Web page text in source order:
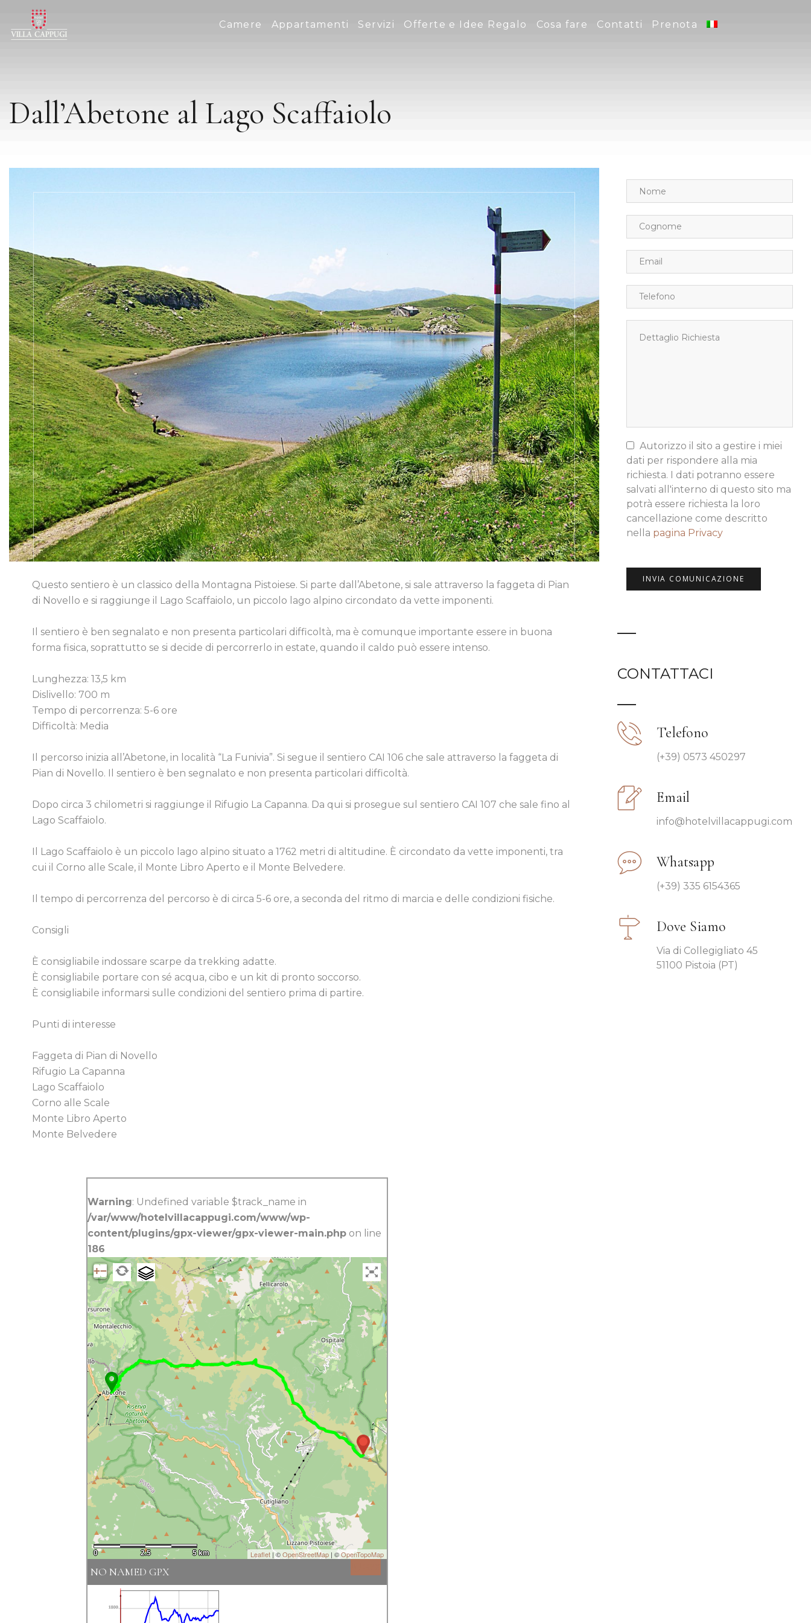
Camere Appartamenti Servizi Offerte e Idee Regalo Cosa fare Contatti Prenota
Dall’Abetone al Lago Scaffaiolo
Questo sentiero è un classico della Montagna Pistoiese. Si parte dall’Abetone, si sale attraverso la faggeta di Pian
di Novello e si raggiunge il Lago Scaffaiolo, un piccolo lago alpino circondato da vette imponenti.
Il sentiero è ben segnalato e non presenta particolari difficoltà, ma è comunque importante essere in buona
forma fisica, soprattutto se si decide di percorrerlo in estate, quando il caldo può essere intenso.
Lunghezza: 13,5 km
Dislivello: 700 m
Tempo di percorrenza: 5-6 ore
Difficoltà: Media
Il percorso inizia all’Abetone, in località “La Funivia”. Si segue il sentiero CAI 106 che sale attraverso la faggeta di
Pian di Novello. Il sentiero è ben segnalato e non presenta particolari difficoltà.
Dopo circa 3 chilometri si raggiunge il Rifugio La Capanna. Da qui si prosegue sul sentiero CAI 107 che sale fino al
Lago Scaffaiolo.
Il Lago Scaffaiolo è un piccolo lago alpino situato a 1762 metri di altitudine. È circondato da vette imponenti, tra
cui il Corno alle Scale, il Monte Libro Aperto e il Monte Belvedere.
Il tempo di percorrenza del percorso è di circa 5-6 ore, a seconda del ritmo di marcia e delle condizioni fisiche.
Consigli
È consigliabile indossare scarpe da trekking adatte.
È consigliabile portare con sé acqua, cibo e un kit di pronto soccorso.
È consigliabile informarsi sulle condizioni del sentiero prima di partire.
Punti di interesse
Faggeta di Pian di Novello
Rifugio La Capanna
Lago Scaffaiolo
Corno alle Scale
Monte Libro Aperto
Monte Belvedere
Warning: Undefined variable $track_name in
/var/www/hotelvillacappugi.com/www/wp-
content/plugins/gpx-viewer/gpx-viewer-main.php on line
186
+−
0 2.5 5 km Leaflet | ©OpenStreetMap | ©OpenTopoMap
NO NAMED GPX
1800
Autorizzo il sito a gestire i miei
dati per rispondere alla mia
richiesta. I dati potranno essere
salvati all'interno di questo sito ma
potrà essere richiesta la loro
cancellazione come descritto
nella pagina Privacy
CONTATTACI
Telefono
(+39) 0573 450297
Email
info@hotelvillacappugi.com
Whatsapp
(+39) 335 6154365
Dove Siamo
Via di Collegigliato 45
51100 Pistoia (PT)